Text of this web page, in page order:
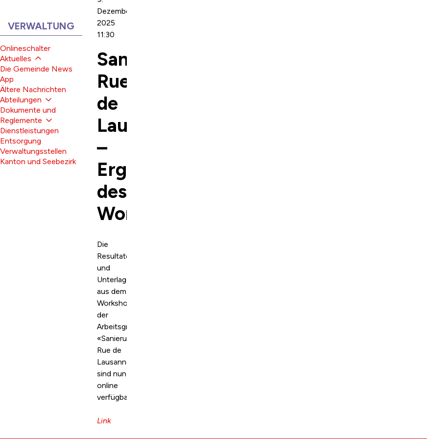
SUBNAVIGATION:
VERWALTUNG
Onlineschalter
Aktuelles
Die Gemeinde News
App
Ältere Nachrichten
Abteilungen
Dokumente und
Reglemente
Dienstleistungen
Entsorgung
Verwaltungsstellen
Kanton und Seebezirk
Sanierung
Rue
de
Lausanne
–
Ergebnisse
des
Workshops
Dezember
2025
11:30
Die
Resultate
und
Unterlagen
aus dem
Workshop
der
Arbeitsgruppe
«Sanierung
Rue de
Lausanne»
sind nun
online
verfügbar.
Link